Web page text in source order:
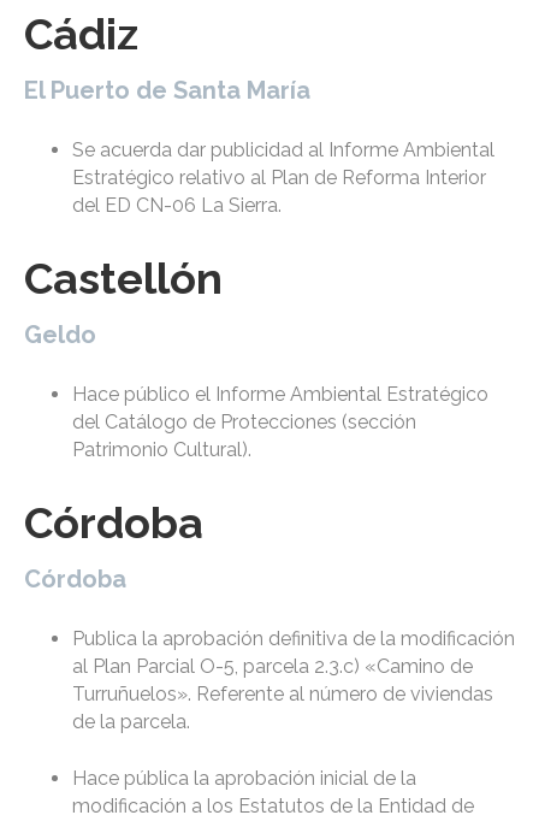
Cádiz
El Puerto de Santa María
Se acuerda dar publicidad al Informe Ambiental
Estratégico relativo al Plan de Reforma Interior
del ED CN-06 La Sierra.
Castellón
Geldo
Hace público el Informe Ambiental Estratégico
del Catálogo de Protecciones (sección
Patrimonio Cultural).
Córdoba
Córdoba
Publica la aprobación definitiva de la modificación
al Plan Parcial O-5, parcela 2.3.c) «Camino de
Turruñuelos». Referente al número de viviendas
de la parcela.
Hace pública la aprobación inicial de la
modificación a los Estatutos de la Entidad de